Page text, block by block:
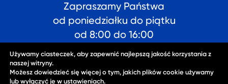
Zapraszamy Państwa
od poniedziałku do piątku
od 8:00 do 16:00
Używamy ciasteczek, aby zapewnić najlepszą jakość korzystania z
naszej witryny.
Możesz dowiedzieć się więcej o tym, jakich plików cookie używamy
lub wyłączyć je w ustawieniach.